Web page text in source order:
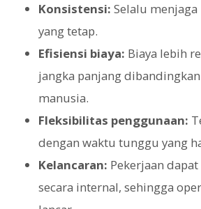
Konsistensi: Selalu
yang tetap.
Efisiensi biaya: Biaya lebih
jangka panjang
manusia.
Fleksibilitas penggunaan:
dengan waktu tunggu yang
Kelancaran: Pekerjaan
secara internal, sehingga